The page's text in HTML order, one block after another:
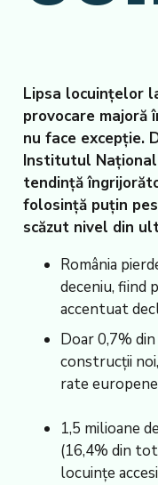
Lipsa locuințelor
provocare majoră
nu face excepție.
Institutul
tendință
folosință puțin
scăzut nivel din
România
deceniu, fiind
accentuat
Doar 0,7%
construcții
rate
1,5 milioane
(16,4% din
locuințe